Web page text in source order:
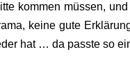
kommen müssen,
keine gute
hat … da passte so